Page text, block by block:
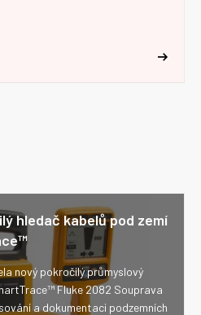
hledač kabelů pod zemí
nový pokročilý průmyslový
Fluke 2082 Souprava
a dokumentaci podzemních